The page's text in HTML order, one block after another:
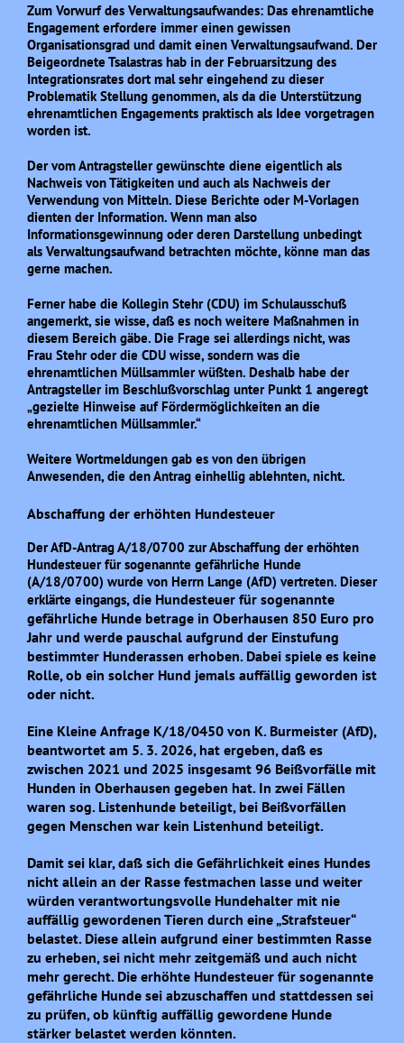
Zum Vorwurf des Verwaltungsaufwandes: Das ehrenamtliche
Engagement erfordere immer einen gewissen
Organisationsgrad und damit einen Verwaltungsaufwand. Der
Beigeordnete Tsalastras hab in der Februarsitzung des
Integrationsrates dort mal sehr eingehend zu dieser
Problematik Stellung genommen, als da die Unterstützung
ehrenamtlichen Engagements praktisch als Idee vorgetragen
worden ist.
Der vom Antragsteller gewünschte diene eigentlich als
Nachweis von Tätigkeiten und auch als Nachweis der
Verwendung von Mitteln. Diese Berichte oder M-Vorlagen
dienten der Information. Wenn man also
Informationsgewinnung oder deren Darstellung unbedingt
als Verwaltungsaufwand betrachten möchte, könne man das
gerne machen.
Ferner habe die Kollegin Stehr (CDU) im Schulausschuß
angemerkt, sie wisse, daß es noch weitere Maßnahmen in
diesem Bereich gäbe. Die Frage sei allerdings nicht, was
Frau Stehr oder die CDU wisse, sondern was die
ehrenamtlichen Müllsammler wüßten. Deshalb habe der
Antragsteller im Beschlußvorschlag unter Punkt 1 angeregt
„gezielte Hinweise auf Fördermöglichkeiten an die
ehrenamtlichen Müllsammler.“
Weitere Wortmeldungen gab es von den übrigen
Anwesenden, die den Antrag einhellig ablehnten, nicht.
Abschaffung der erhöhten Hundesteuer
Der AfD-Antrag A/18/0700 zur Abschaffung der erhöhten
Hundesteuer für sogenannte gefährliche Hunde
(A/18/0700) wurde von Herrn Lange (AfD) vertreten. Dieser
erklärte eingangs, die Hundesteuer für sogenannte
gefährliche Hunde betrage in Oberhausen 850 Euro pro
Jahr und werde pauschal aufgrund der Einstufung
bestimmter Hunderassen erhoben. Dabei spiele es keine
Rolle, ob ein solcher Hund jemals auffällig geworden ist
oder nicht.
Eine Kleine Anfrage K/18/0450 von K. Burmeister (AfD),
beantwortet am 5. 3. 2026, hat ergeben, daß es
zwischen 2021 und 2025 insgesamt 96 Beißvorfälle mit
Hunden in Oberhausen gegeben hat. In zwei Fällen
waren sog. Listenhunde beteiligt, bei Beißvorfällen
gegen Menschen war kein Listenhund beteiligt.
Damit sei klar, daß sich die Gefährlichkeit eines Hundes
nicht allein an der Rasse festmachen lasse und weiter
würden verantwortungsvolle Hundehalter mit nie
auffällig gewordenen Tieren durch eine „Strafsteuer“
belastet. Diese allein aufgrund einer bestimmten Rasse
zu erheben, sei nicht mehr zeitgemäß und auch nicht
mehr gerecht. Die erhöhte Hundesteuer für sogenannte
gefährliche Hunde sei abzuschaffen und stattdessen sei
zu prüfen, ob künftig auffällig gewordene Hunde
stärker belastet werden könnten.